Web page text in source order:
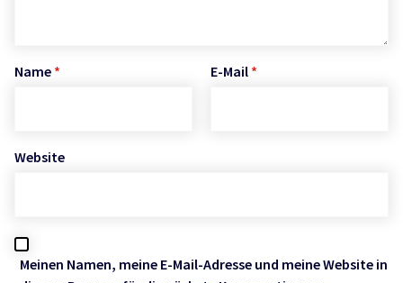
Name * E-Mail *
Website
Meinen Namen, meine E-Mail-Adresse und meine Website in